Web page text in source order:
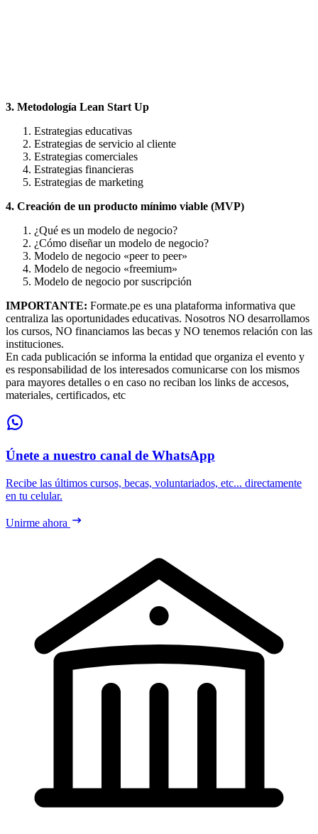
3. Metodología Lean Start Up
Estrategias educativas
Estrategias de servicio al cliente
Estrategias comerciales
Estrategias financieras
Estrategias de marketing
4. Creación de un producto mínimo viable (MVP)
¿Qué es un modelo de negocio?
¿Cómo diseñar un modelo de negocio?
Modelo de negocio «peer to peer»
Modelo de negocio «freemium»
Modelo de negocio por suscripción
IMPORTANTE: Formate.pe es una plataforma informativa que
centraliza las oportunidades educativas. Nosotros NO desarrollamos
los cursos, NO financiamos las becas y NO tenemos relación con las
instituciones.
En cada publicación se informa la entidad que organiza el evento y
es responsabilidad de los interesados comunicarse con los mismos
para mayores detalles o en caso no reciban los links de accesos,
materiales, certificados, etc
Únete a nuestro canal de WhatsApp
Recibe las últimos cursos, becas, voluntariados, etc... directamente
en tu celular.
Unirme ahora